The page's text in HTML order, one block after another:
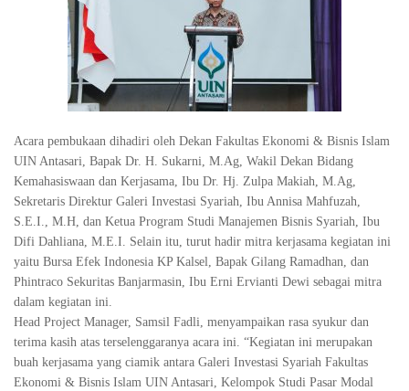
Acara pembukaan dihadiri oleh Dekan Fakultas Ekonomi & Bisnis Islam
UIN Antasari, Bapak Dr. H. Sukarni, M.Ag, Wakil Dekan Bidang
Kemahasiswaan dan Kerjasama, Ibu Dr. Hj. Zulpa Makiah, M.Ag,
Sekretaris Direktur Galeri Investasi Syariah, Ibu Annisa Mahfuzah,
S.E.I., M.H, dan Ketua Program Studi Manajemen Bisnis Syariah, Ibu
Difi Dahliana, M.E.I. Selain itu, turut hadir mitra kerjasama kegiatan ini
yaitu Bursa Efek Indonesia KP Kalsel, Bapak Gilang Ramadhan, dan
Phintraco Sekuritas Banjarmasin, Ibu Erni Ervianti Dewi sebagai mitra
dalam kegiatan ini.
Head Project Manager, Samsil Fadli, menyampaikan rasa syukur dan
terima kasih atas terselenggaranya acara ini. “Kegiatan ini merupakan
buah kerjasama yang ciamik antara Galeri Investasi Syariah Fakultas
Ekonomi & Bisnis Islam UIN Antasari, Kelompok Studi Pasar Modal